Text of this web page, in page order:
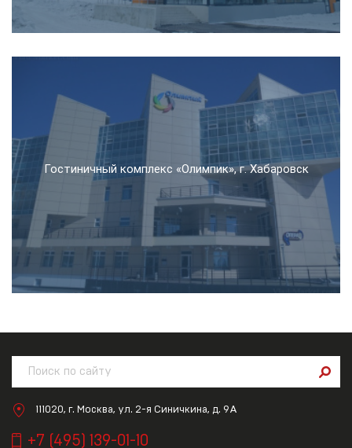
Гостиничный комплекс «Олимпик», г. Хабаровск
111020, г. Москва, ул. 2-я Синичкина, д. 9А
+7 (495) 139-01-10